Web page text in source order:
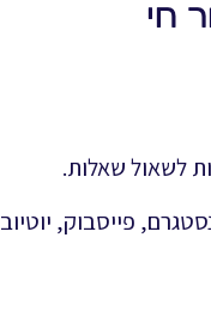
חי
לשאול שאלות.
פייסבוק, יוטיוב